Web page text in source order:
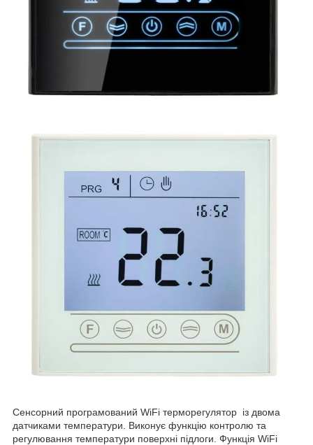
Сенсорний програмований WiFi терморегулятор із двома
датчиками температури. Виконує функцію контролю та
регулювання температури поверхні підлоги. Функція WiFi